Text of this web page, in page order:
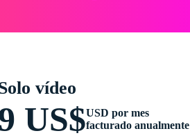
vídeo
US$USD por mes
facturado anualmente